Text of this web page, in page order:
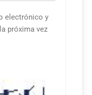
electrónico y
próxima vez